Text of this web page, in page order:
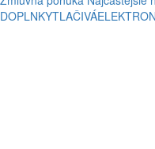
DOPLNKYTLAČIVÁ